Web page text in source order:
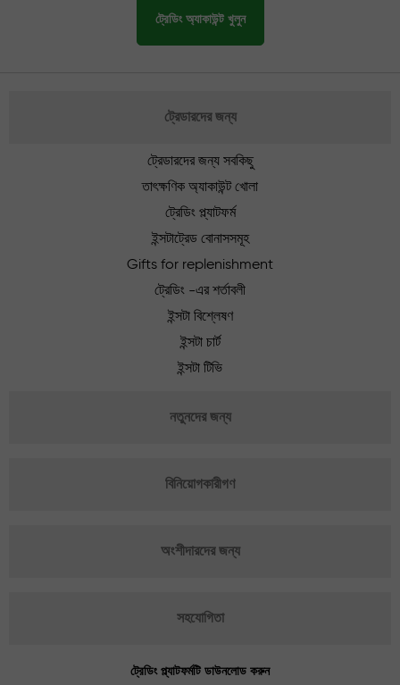
ট্রেডিং অ্যাকাউন্ট খুলুন
ট্রেডারদের জন্য
ট্রেডারদের জন্য সবকিছু
তাৎক্ষণিক অ্যাকাউন্ট খোলা
ট্রেডিং প্ল্যাটফর্ম
ইন্সটাট্রেড বোনাসসমূহ
Gifts for replenishment
ট্রেডিং -এর শর্তাবলী
ইন্সটা বিশ্লেষণ
ইন্সটা চার্ট
ইন্সটা টিভি
নতুনদের জন্য
বিনিয়োগকারীগণ
অংশীদারদের জন্য
সহযোগিতা
ট্রেডিং প্ল্যাটফর্মটি ডাউনলোড করুন